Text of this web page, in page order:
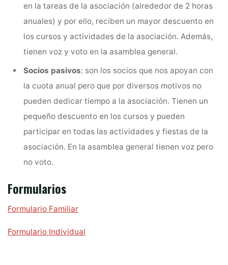
en la tareas de la asociación (alrededor de 2 horas
anuales) y por ello, reciben un mayor descuento en
los cursos y actividades de la asociación. Además,
tienen voz y voto en la asamblea general.
Socios pasivos: son los socios que nos apoyan con
la cuota anual pero que por diversos motivos no
pueden dedicar tiempo a la asociación. Tienen un
pequeño descuento en los cursos y pueden
participar en todas las actividades y fiestas de la
asociación. En la asamblea general tienen voz pero
no voto.
Formularios
Formulario Familiar
Formulario Individual